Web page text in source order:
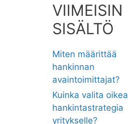
VIIMEISIN
SISÄLTÖ
Miten määrittää
hankinnan
avaintoimittajat?
Kuinka valita oikea
hankintastrategia
yritykselle?